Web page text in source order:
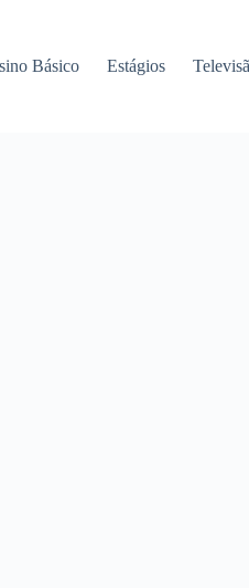
Básico Estágios